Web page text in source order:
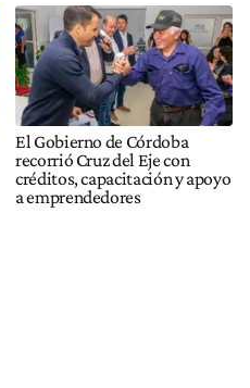
El Gobierno de Córdoba
recorrió Cruz del Eje con
créditos, capacitación y apoyo
a emprendedores